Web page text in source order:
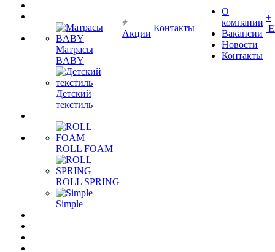
Матрасы
BABY
Детский
текстиль
ROLL FOAM
ROLL SPRING
Simple
Акции
Контакты
О
компании
Вакансии
Новости
Контакты
+